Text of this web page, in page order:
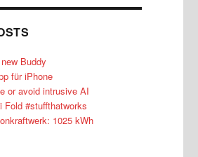
Buddy
für iPhone
or avoid intrusive AI
Fold #stuffthatworks
1025 kWh